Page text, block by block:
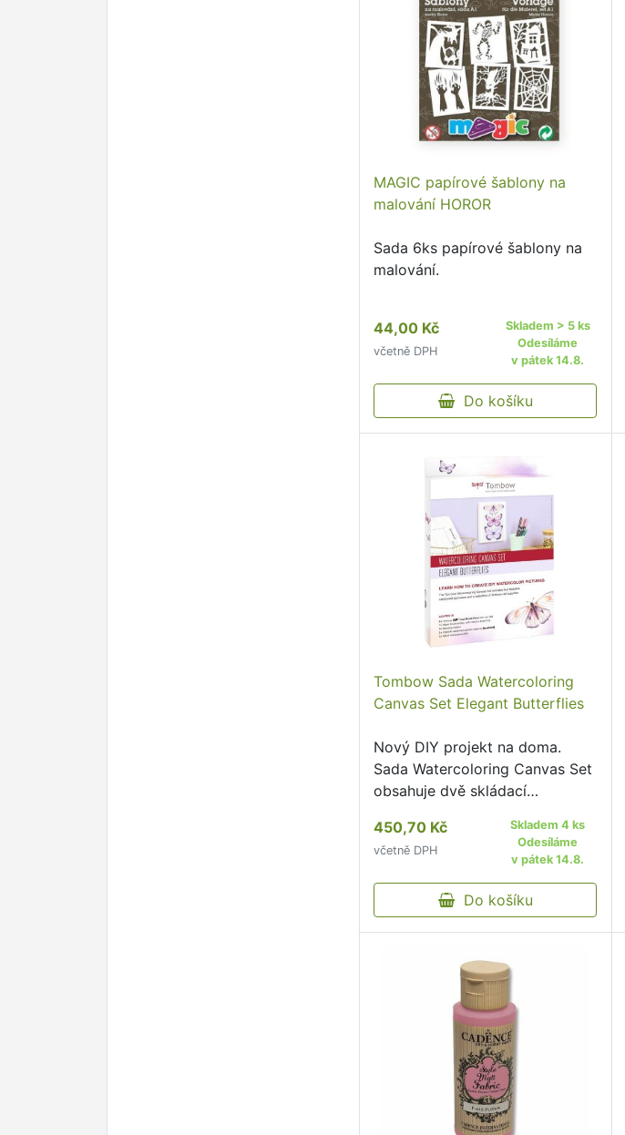
MAGIC papírové šablony na
malování HOROR
Sada 6ks papírové šablony na
malování.
44,00 Kč
včetně DPH
Skladem > 5 ks
Odesíláme
v pátek 14.8.
Do košíku
Tombow Sada Watercoloring
Canvas Set Elegant Butterflies
Nový DIY projekt na doma.
Sada Watercoloring Canvas Set
obsahuje dvě skládací
výtvarné potřeby značky
Tombow.
450,70 Kč
včetně DPH
Skladem 4 ks
Odesíláme
v pátek 14.8.
Do košíku